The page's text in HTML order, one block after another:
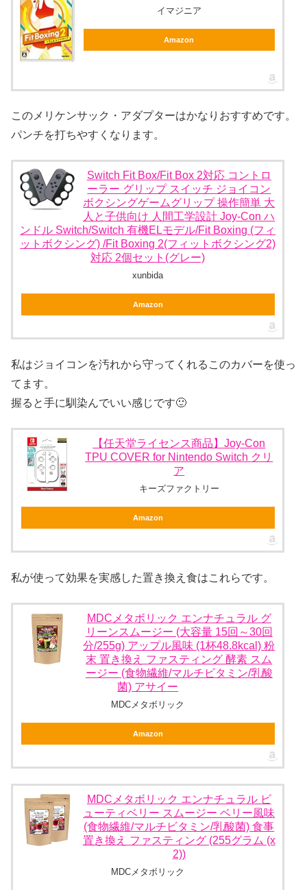
イマジニア
Amazon
このメリケンサック・アダプターはかなりおすすめです。
パンチを打ちやすくなります。
Switch Fit Box/Fit Box 2対応 コントロ
ーラー グリップ スイッチ ジョイコン
ボクシングゲームグリップ 操作簡単 大
人と子供向け 人間工学設計 Joy-Con ハ
ンドル Switch/Switch 有機ELモデル/Fit Boxing (フィ
ットボクシング) /Fit Boxing 2(フィットボクシング2)
対応 2個セット(グレー)
xunbida
Amazon
私はジョイコンを汚れから守ってくれるこのカバーを使っ
てます。
握ると手に馴染んでいい感じです🙂
【任天堂ライセンス商品】Joy-Con
TPU COVER for Nintendo Switch クリ
ア
キーズファクトリー
Amazon
私が使って効果を実感した置き換え食はこれらです。
MDCメタボリック エンナチュラル グ
リーンスムージー (大容量 15回～30回
分/255g) アップル風味 (1杯48.8kcal) 粉
末 置き換え ファスティング 酵素 スム
ージー (食物繊維/マルチビタミン/乳酸
菌) アサイー
MDCメタボリック
Amazon
MDCメタボリック エンナチュラル ビ
ューティベリー スムージー ベリー風味
(食物繊維/マルチビタミン/乳酸菌) 食事
置き換え ファスティング (255グラム (x
2))
MDCメタボリック